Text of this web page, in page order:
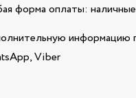
форма оплаты:
информацию
Viber